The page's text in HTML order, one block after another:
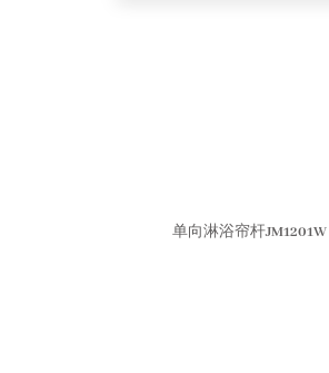
单向淋浴帘杆JM1201W